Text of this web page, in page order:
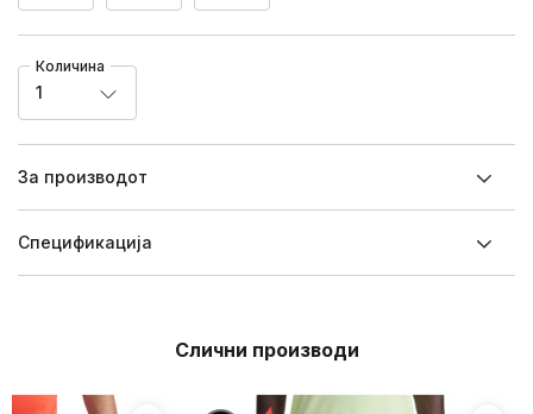
Количина
1
За производот
Спецификацијa
Слични производи